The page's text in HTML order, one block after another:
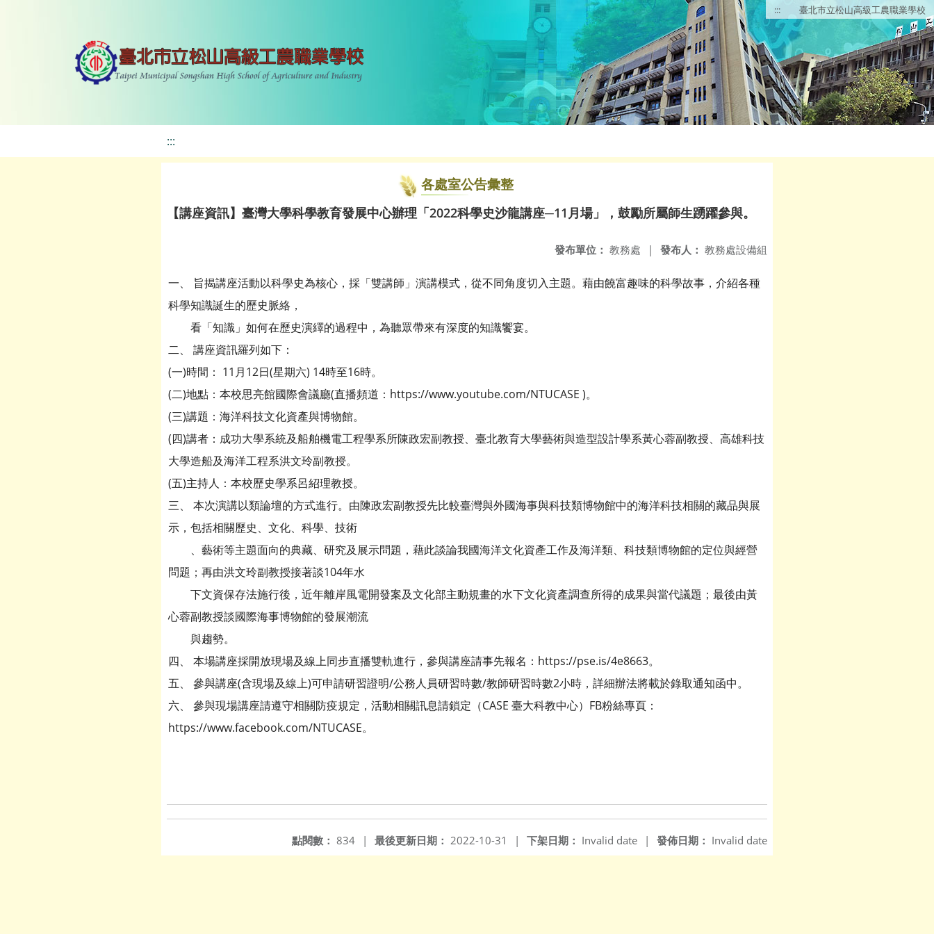
::: 臺北市立松山高級工農職業學校
:::
各處室公告彙整
【講座資訊】臺灣大學科學教育發展中心辦理「2022科學史沙龍講座─11月場」，鼓勵所屬師生踴躍參與。
發布人： 教務處設備組
發布單位： 教務處 |
一、 旨揭講座活動以科學史為核心，採「雙講師」演講模式，從不同角度切入主題。藉由饒富趣味的科學故事，介紹各種
科學知識誕生的歷史脈絡，
看「知識」如何在歷史演繹的過程中，為聽眾帶來有深度的知識饗宴。
二、 講座資訊羅列如下：
(一)時間： 11月12日(星期六) 14時至16時。
(二)地點：本校思亮館國際會議廳(直播頻道：https://www.youtube.com/NTUCASE )。
(三)講題：海洋科技文化資產與博物館。
(四)講者：成功大學系統及船舶機電工程學系所陳政宏副教授、臺北教育大學藝術與造型設計學系黃心蓉副教授、高雄科技
大學造船及海洋工程系洪文玲副教授。
(五)主持人：本校歷史學系呂紹理教授。
三、 本次演講以類論壇的方式進行。由陳政宏副教授先比較臺灣與外國海事與科技類博物館中的海洋科技相關的藏品與展
示，包括相關歷史、文化、科學、技術
、藝術等主題面向的典藏、研究及展示問題，藉此談論我國海洋文化資產工作及海洋類、科技類博物館的定位與經營
問題；再由洪文玲副教授接著談104年水
下文資保存法施行後，近年離岸風電開發案及文化部主動規畫的水下文化資產調查所得的成果與當代議題；最後由黃
心蓉副教授談國際海事博物館的發展潮流
與趨勢。
四、 本場講座採開放現場及線上同步直播雙軌進行，參與講座請事先報名：https://pse.is/4e8663。
五、 參與講座(含現場及線上)可申請研習證明/公務人員研習時數/教師研習時數2小時，詳細辦法將載於錄取通知函中。
六、 參與現場講座請遵守相關防疫規定，活動相關訊息請鎖定（CASE 臺大科教中心）FB粉絲專頁：
https://www.facebook.com/NTUCASE。
發佈日期： Invalid date
下架日期： Invalid date |
最後更新日期： 2022-10-31 |
點閱數： 834 |